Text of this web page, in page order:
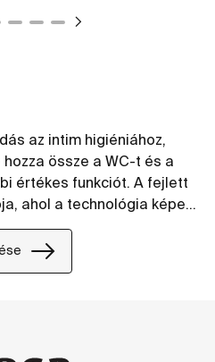
az intim higiéniához,
össze a WC-t és a
értékes funkciót. A fejlett
ahol a technológia képes